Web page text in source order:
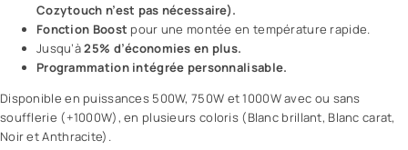
Cozytouch n’est pas nécessaire).
Fonction Boost pour une montée en température rapide.
Jusqu’à25% d’économies en plus.
Programmation intégrée personnalisable.
Disponible en puissances 500W, 750W et 1000W avec ou sans
soufflerie (+1000W), en plusieurs coloris (Blanc brillant, Blanc carat,
Noir et Anthracite).